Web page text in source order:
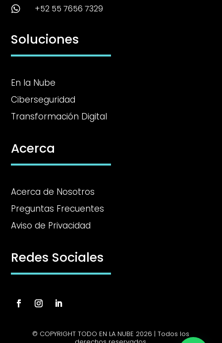
 +52 55 7656 7329
Soluciones
En la Nube
Ciberseguridad
Transformación Digital
Acerca
Acerca de Nosotros
Preguntas Frecuentes
Aviso de Privacidad
Redes Sociales
© COPYRIGHT TODO EN LA NUBE 2026 | Todos los